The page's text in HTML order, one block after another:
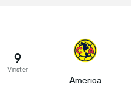
9
Vinster
America